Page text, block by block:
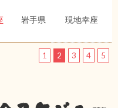
岩手県 現地幸座
1 2 3 4 5